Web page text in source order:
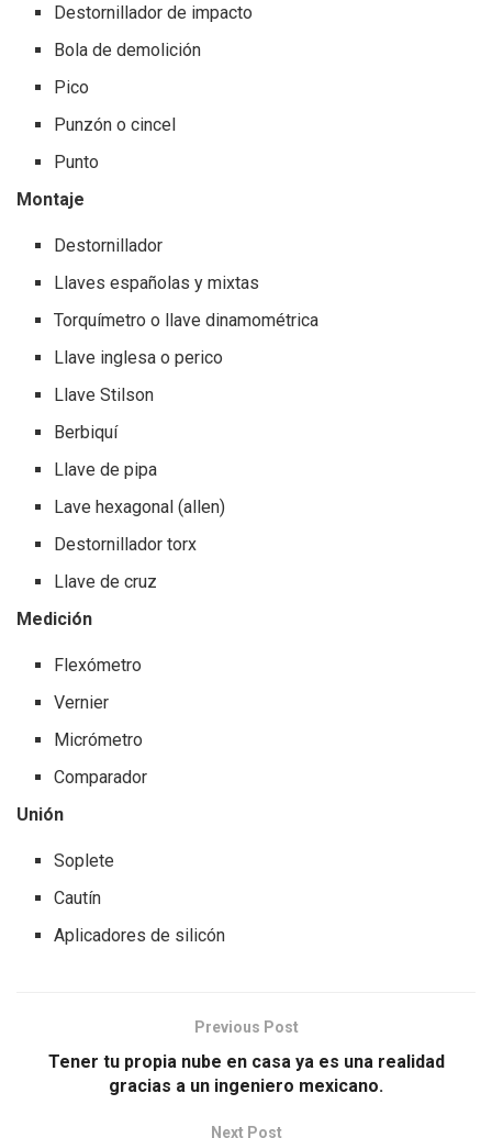
Destornillador de impacto
Bola de demolición
Pico
Punzón o cincel
Punto
Montaje
Destornillador
Llaves españolas y mixtas
Torquímetro o llave dinamométrica
Llave inglesa o perico
Llave Stilson
Berbiquí
Llave de pipa
Lave hexagonal (allen)
Destornillador torx
Llave de cruz
Medición
Flexómetro
Vernier
Micrómetro
Comparador
Unión
Soplete
Cautín
Aplicadores de silicón
Previous Post
Tener tu propia nube en casa ya es una realidad
gracias a un ingeniero mexicano.
Next Post